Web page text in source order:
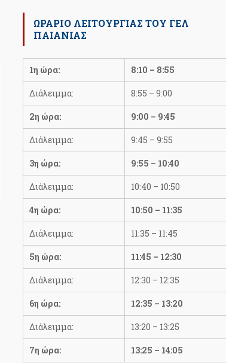
ΩΡΆΡΙΟ ΛΕΙΤΟΥΡΓΊΑΣ ΤΟΥ ΓΕΛ
ΠΑΙΑΝΊΑΣ
1η ώρα: 8:10 – 8:55
Διάλειμμα: 8:55 – 9:00
2η ώρα: 9:00 – 9:45
Διάλειμμα: 9:45 – 9:55
3η ώρα: 9:55 – 10:40
Διάλειμμα: 10:40 – 10:50
4η ώρα: 10:50 – 11:35
Διάλειμμα: 11:35 – 11:45
5η ώρα: 11:45 – 12:30
Διάλειμμα: 12:30 – 12:35
6η ώρα: 12:35 – 13:20
Διάλειμμα: 13:20 – 13:25
7η ώρα: 13:25 – 14:05